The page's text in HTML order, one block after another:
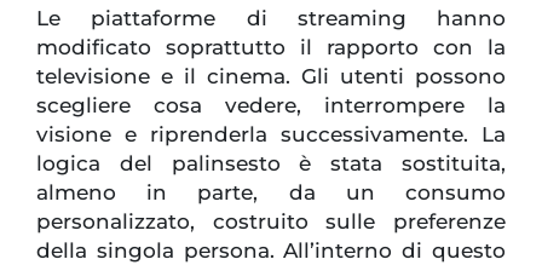
Le piattaforme di streaming hanno
modificato soprattutto il rapporto con la
televisione e il cinema. Gli utenti possono
scegliere cosa vedere, interrompere la
visione e riprenderla successivamente. La
logica del palinsesto è stata sostituita,
almeno in parte, da un consumo
personalizzato, costruito sulle preferenze
della singola persona. All’interno di questo